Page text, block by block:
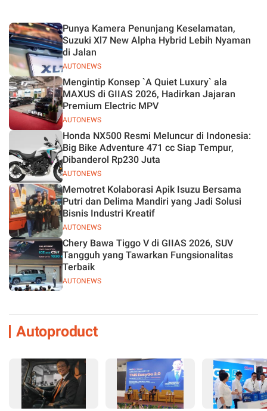
AUTONEWS
Punya Kamera Penunjang Keselamatan,
Suzuki Xl7 New Alpha Hybrid Lebih Nyaman
di Jalan
AUTONEWS
Mengintip Konsep `A Quiet Luxury` ala
MAXUS di GIIAS 2026, Hadirkan Jajaran
Premium Electric MPV
AUTONEWS
Honda NX500 Resmi Meluncur di Indonesia:
Big Bike Adventure 471 cc Siap Tempur,
Dibanderol Rp230 Juta
AUTONEWS
Memotret Kolaborasi Apik Isuzu Bersama
Putri dan Delima Mandiri yang Jadi Solusi
Bisnis Industri Kreatif
AUTONEWS
Chery Bawa Tiggo V di GIIAS 2026, SUV
Tangguh yang Tawarkan Fungsionalitas
Terbaik
Autoproduct